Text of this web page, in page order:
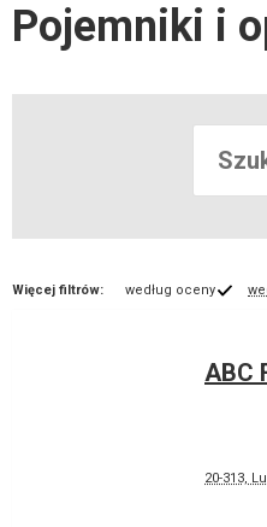
Pojemniki i
Więcej filtrów: według oceny
ABC
20-313,